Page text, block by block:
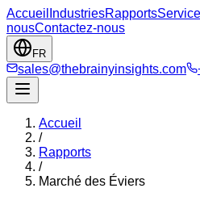
Accueil IndustriesRapports
nousContactez-nous
FR
sales@thebrainyinsights.com
Accueil
/
Rapports
/
Marché des Éviers